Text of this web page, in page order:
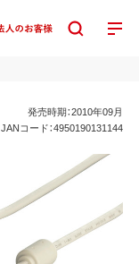
発売時期：2010年09月
JANコード：4950190131144